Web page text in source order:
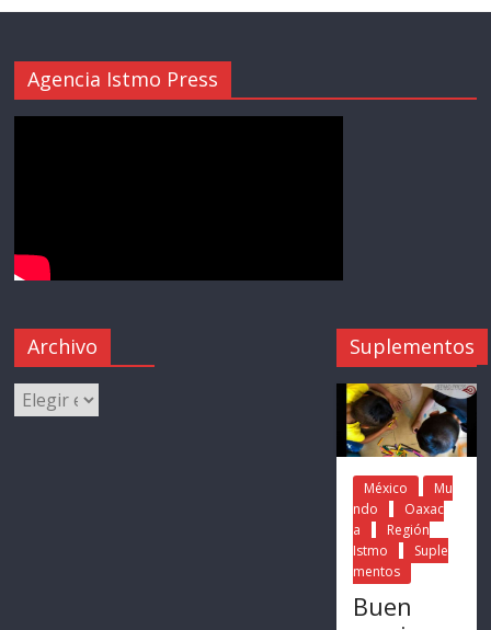
Agencia Istmo Press
Archivo Suplementos
México
Mu
ndo
Oaxac
a
Región
Istmo
Suple
mentos
Buen